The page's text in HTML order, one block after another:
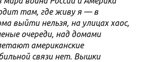
там, где живу я — в
выйти нельзя, на улицах хаос,
очереди, над домами
американские
связи нет. Вышки